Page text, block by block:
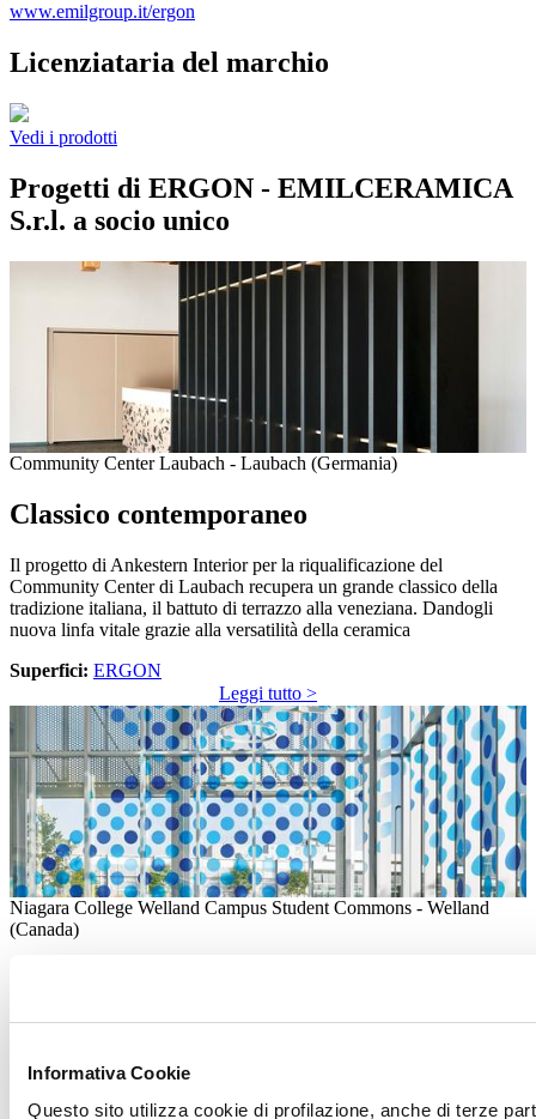
Informativa Cookie
Questo sito utilizza cookie di profilazione, anche di terze
www.emilgroup.it/ergon
Licenziataria del marchio
Vedi i prodotti
Progetti di ERGON - EMILCERAMICA
S.r.l. a socio unico
Community Center Laubach - Laubach (Germania)
Classico contemporaneo
Il progetto di Ankestern Interior per la riqualificazione del
Community Center di Laubach recupera un grande classico della
tradizione italiana, il battuto di terrazzo alla veneziana. Dandogli
nuova linfa vitale grazie alla versatilità della ceramica
Superfici: ERGON
Leggi tutto >
Niagara College Welland Campus Student Commons - Welland
(Canada)
nuovo campus, su una superficie di 36mila metri quadrati, ha visto la